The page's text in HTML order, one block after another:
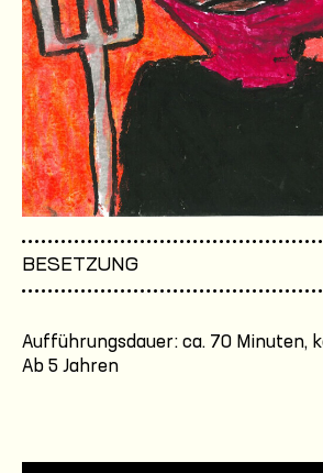
BESETZUNG
Aufführungsdauer: ca. 70 Minuten,
Ab 5 Jahren